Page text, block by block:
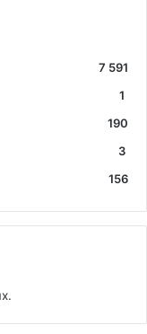
7 591
1
190
3
156